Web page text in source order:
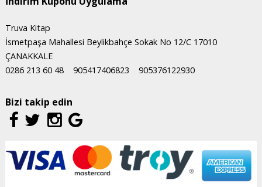
Truva Kitap
İsmetpaşa Mahallesi Beylikbahçe Sokak No 12/C 17010
ÇANAKKALE
0286 213 60 48
905417406823 905376122930
Bizi takip edin